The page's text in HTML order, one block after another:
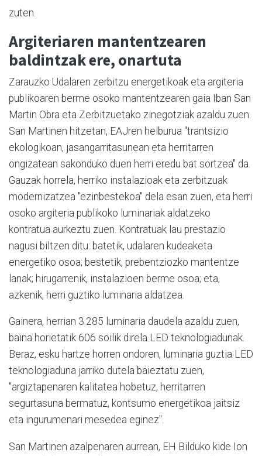
zuten.
Argiteriaren mantentzearen
baldintzak ere, onartuta
Zarauzko Udalaren zerbitzu energetikoak eta argiteria
publikoaren berme osoko mantentzearen gaia Iban San
Martin Obra eta Zerbitzuetako zinegotziak azaldu zuen.
San Martinen hitzetan, EAJren helburua "trantsizio
ekologikoan, jasangarritasunean eta herritarren
ongizatean sakonduko duen herri eredu bat sortzea" da.
Gauzak horrela, herriko instalazioak eta zerbitzuak
modernizatzea "ezinbestekoa" dela esan zuen, eta herri
osoko argiteria publikoko luminariak aldatzeko
kontratua aurkeztu zuen. Kontratuak lau prestazio
nagusi biltzen ditu: batetik, udalaren kudeaketa
energetiko osoa; bestetik, prebentziozko mantentze
lanak; hirugarrenik, instalazioen berme osoa; eta,
azkenik, herri guztiko luminaria aldatzea.
Gainera, herrian 3.285 luminaria daudela azaldu zuen,
baina horietatik 606 soilik direla LED teknologiadunak.
Beraz, esku hartze horren ondoren, luminaria guztia LED
teknologiaduna jarriko dutela baieztatu zuen,
"argiztapenaren kalitatea hobetuz, herritarren
segurtasuna bermatuz, kontsumo energetikoa jaitsiz
eta ingurumenari mesedea eginez".
San Martinen azalpenaren aurrean, EH Bilduko kide Ion